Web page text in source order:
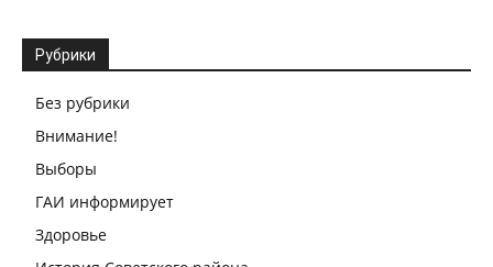
Рубрики
Без рубрики
Внимание!
Выборы
ГАИ информирует
Здоровье